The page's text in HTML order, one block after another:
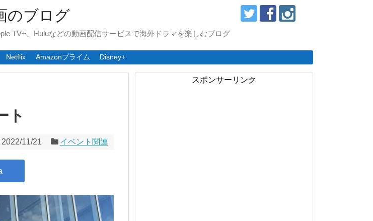
のブログ
TV+、Huluなどの動画配信サービスで海外ドラマを楽しむブログ
Netflix Amazonプライム Disney+
ト
2022/11/21 イベント関連
スポンサーリンク